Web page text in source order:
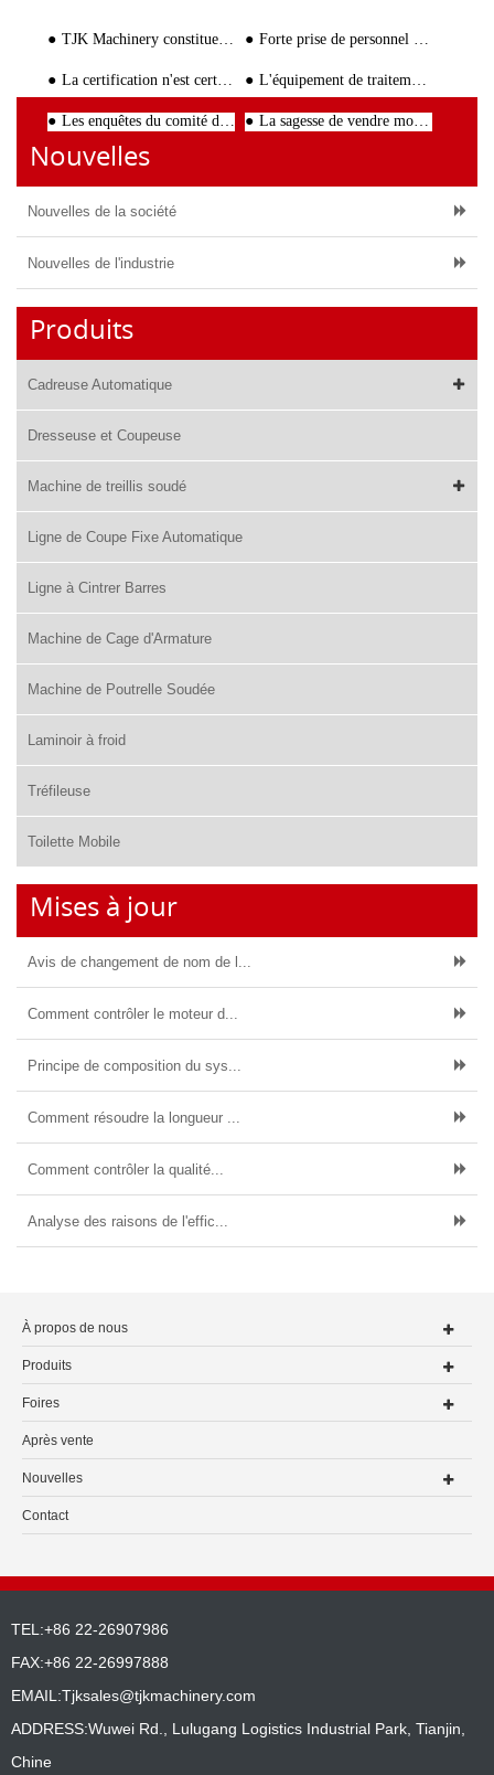
TJK Machinery constitue une équipe de gestion axée sur l'apprentissage Forte prise de personnel qualifié pour aider au développement de TJK
La certification n'est certainement pas un morceau de papier! L'équipement de traitement concurrentiel TJK attire les utilisateurs internationaux
Les enquêtes du comité de district de Beichen Secrétaire adjoint, Directeur de district Luyi à TJK La sagesse de vendre moins de la moitié
Nouvelles
Nouvelles de la société
Nouvelles de l'industrie
Produits
Cadreuse Automatique
Dresseuse et Coupeuse
Machine de treillis soudé
Ligne de Coupe Fixe Automatique
Ligne à Cintrer Barres
Machine de Cage d'Armature
Machine de Poutrelle Soudée
Laminoir à froid
Tréfileuse
Toilette Mobile
Mises à jour
Avis de changement de nom de l...
Comment contrôler le moteur d...
Principe de composition du sys...
Comment résoudre la longueur ...
Comment contrôler la qualité...
Analyse des raisons de l'effic...
À propos de nous
Produits
Foires
Après vente
Nouvelles
Contact
TEL:+86 22-26907986
FAX:+86 22-26997888
EMAIL:Tjksales@tjkmachinery.com
ADDRESS:Wuwei Rd., Lulugang Logistics Industrial Park, Tianjin,
Chine